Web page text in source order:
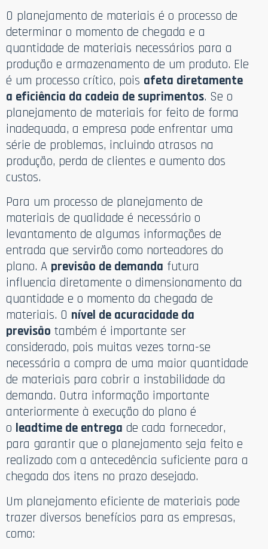
O planejamento de materiais é o processo de
determinar o momento de chegada e a
quantidade de materiais necessários para a
produção e armazenamento de um produto. Ele
é um processo crítico, pois afeta diretamente
a eficiência da cadeia de suprimentos. Se o
planejamento de materiais for feito de forma
inadequada, a empresa pode enfrentar uma
série de problemas, incluindo atrasos na
produção, perda de clientes e aumento dos
custos.
Para um processo de planejamento de
materiais de qualidade é necessário o
levantamento de algumas informações de
entrada que servirão como norteadores do
plano. A previsão de demanda futura
influencia diretamente o dimensionamento da
quantidade e o momento da chegada de
materiais. O nível de acuracidade da
previsão também é importante ser
considerado, pois muitas vezes torna-se
necessária a compra de uma maior quantidade
de materiais para cobrir a instabilidade da
demanda. Outra informação importante
anteriormente à execução do plano é
o leadtime de entrega de cada fornecedor,
para garantir que o planejamento seja feito e
realizado com a antecedência suficiente para a
chegada dos itens no prazo desejado.
Um planejamento eficiente de materiais pode
trazer diversos benefícios para as empresas,
como: